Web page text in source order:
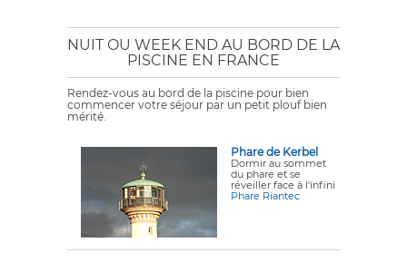
NUIT OU WEEK END AU BORD DE LA
PISCINE EN FRANCE
Rendez-vous au bord de la piscine pour bien
commencer votre séjour par un petit plouf bien
mérité.
Phare de Kerbel
Dormir au sommet
du phare et se
réveiller face à l'infini
Phare Riantec